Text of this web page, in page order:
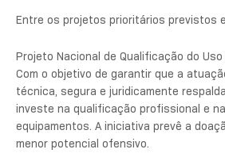
Entre os projetos prioritários previstos
Projeto Nacional de Qualificação do Uso
Com o objetivo de garantir que a
técnica, segura e juridicamente
investe na qualificação profissional e
equipamentos. A iniciativa prevê a
menor potencial ofensivo.